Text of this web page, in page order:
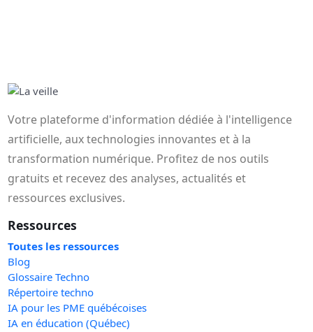
Votre plateforme d'information dédiée à l'intelligence
artificielle, aux technologies innovantes et à la
transformation numérique. Profitez de nos outils
gratuits et recevez des analyses, actualités et
ressources exclusives.
Ressources
Toutes les ressources
Blog
Glossaire Techno
Répertoire techno
IA pour les PME québécoises
IA en éducation (Québec)